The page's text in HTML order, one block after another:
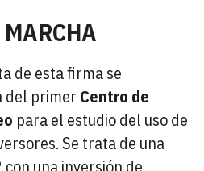
MARCHA
de esta firma se
del primer Centro de
para el estudio del uso de
Se trata de una
una inversión de